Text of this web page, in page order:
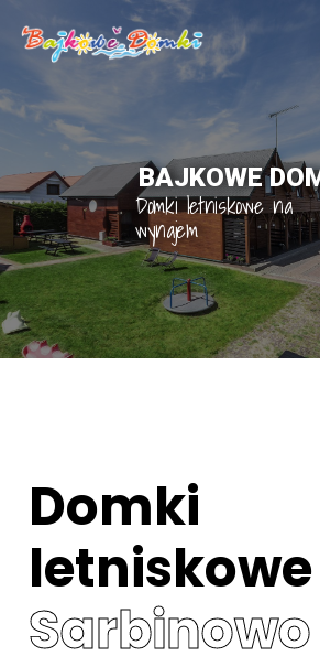
content
BAJKOWE
Domki letniskowe na
wynajem
Domki
letniskowe
Sarbinowo